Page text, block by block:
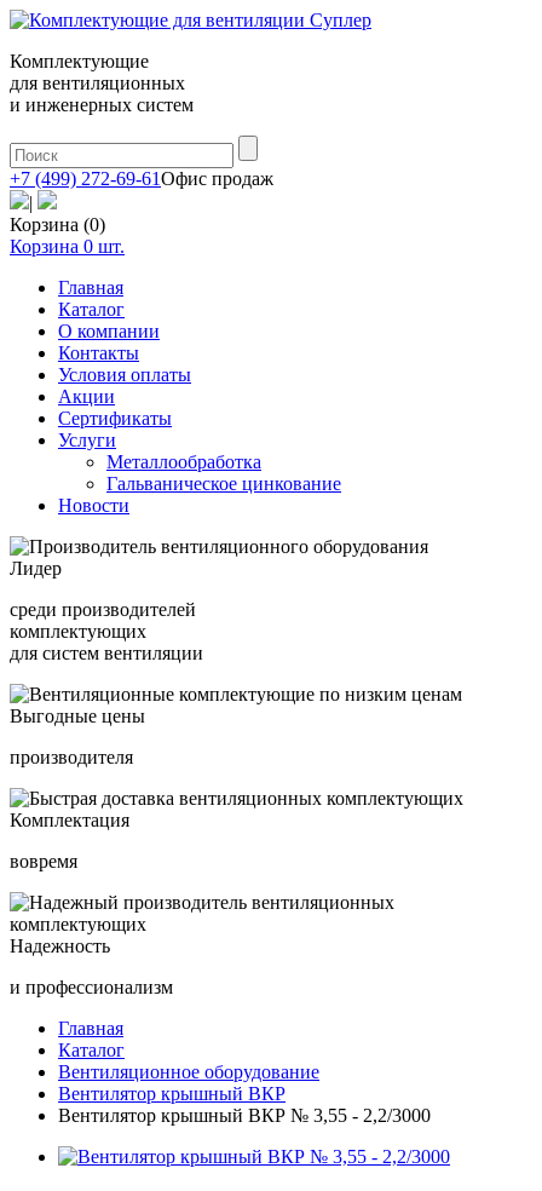
Комплектующие
для вентиляционных
и инженерных систем
+7 (499) 272-69-61Офис продаж
|
Корзина (0)
Корзина 0 шт.
Главная
Каталог
О компании
Контакты
Условия оплаты
Акции
Сертификаты
Услуги
Металлообработка
Гальваническое цинкование
Новости
Лидер
среди производителей
комплектующих
для систем вентиляции
Выгодные цены
производителя
Комплектация
вовремя
Надежность
и профессионализм
Главная
Каталог
Вентиляционное оборудование
Вентилятор крышный ВКР
Вентилятор крышный BКР № 3,55 - 2,2/3000